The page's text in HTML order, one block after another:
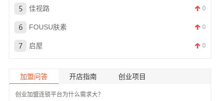
佳视路 0
FOUSU肤素 0
启屋 0
加盟问答 开店指南 创业项目
创业加盟连锁平台为什么需求大？